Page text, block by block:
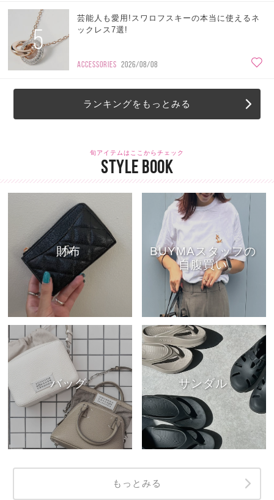
5
芸能人も愛用!スワロフスキーの本当に使えるネ
ックレス7選!
ACCESSORIES 2026/08/08
ランキングをもっとみる
旬アイテムはここからチェック
STYLE BOOK
財布
BUYMAスタッフの
自腹買い
バッグ サンダル
もっとみる